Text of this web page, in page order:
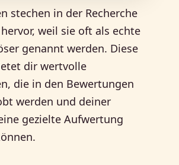
stechen in der Recherche
weil sie oft als echte
genannt werden. Diese
dir wertvolle
die in den Bewertungen
werden und deiner
gezielte Aufwertung